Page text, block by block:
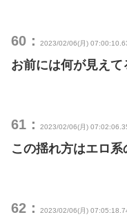
60： 2023/02/06(月)
お前には何が見えて
61： 2023/02/06(月)
この揺れ方はエロ
62： 2023/02/06(月)